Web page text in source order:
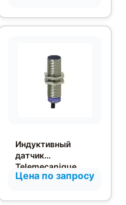
Индуктивный
датчик
Telemecanique
XS618B1PAL2
Цена по запросу